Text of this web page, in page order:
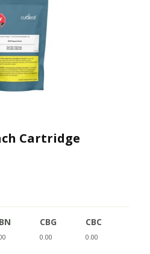
Cartridge
CBG
0.00
CBC
0.00